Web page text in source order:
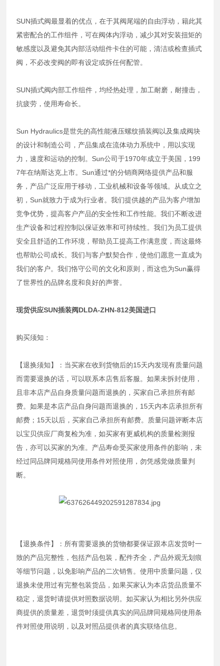
SUN插式阀最显着的优点，在于其阀尾端的自由浮动，籍此其
紧密配合的工作组件，可在阀体内浮动，减少其对安装扭矩的
敏感度以及避免其内部活动组件卡住的可能，清洁或检查插式
阀，不必改变阀的即有设定或拆任何配管。
SUN插式阀内部工作组件，均经热处理，加工耐磨，耐撞击，
抗疲劳，使用寿命长。
Sun Hydraulics是世先的高性能液压螺纹插装阀以及集成阀块
的设计和制造公司，产品集成在流体动力系统中，用以实现
力，速度和运动的控制。Sun公司于1970年成立于美国，199
7年在纳斯达克上市。Sun通过*的分销商网络提供产品和服
务，产品广泛应用于移动，工业机械和设备等领域。从成立之
初，Sun就致力于成为行业者。我们提供越的产品为客户增加
竞争优势，提高客户产品的安全性和工作性能。我们不断改进
生产设备和过程控制以保证效率和可持续性。我们为员工提供
安全且舒适的工作环境，帮助员工提高工作满意度，而这最终
也帮助公司成长。我们与客户默契合作，使他们愿意一直成为
我们的客户。我们恪守公司的文化和原则，而这也为Sun赢得
了世界性的品牌名度和良好的声誉。
现货供应SUN插装阀DLDA-ZHN-812美国进口
购买须知：
【退换须知】：当买家在收到货物后的15天内发现有质量问题
而需要退换的话，可以联系本店售后客服。如果未拆封使用，
且非本店产品自身质量问题而退换的，买家自己承担所有邮
费。如果是本店产品自身问题而退换的，15天内本店承担所有
邮费；15天以后，买家自己承担所有邮费。质量问题评断本店
以宝贝供应厂商复检为准，如买家有更威机构的质量检测报
告，亦可以买家的为准。产品寿命受买家使用条件的影响，未
经过同品牌同规格同使用条件对照使用，勿凭感觉做质量判
断。
【退换条件】：所有需要退换的货物都要保证跟本店发货时一
致的产品完整性，包括产品包装，配件齐全，产品外观无划痕
等细节问题，以免影响产品的二次销售。使用中质量问题，仅
退换未使用过有完整包装货品，如果买家认为本店货品质量不
稳定，退货时请提供对照数据说明。如买家认为相比另外供应
商提供的质量差，退货时须提供真实的同品牌同规格同使用条
件对照使用说明，以及对照品提供者的真实联络信息。